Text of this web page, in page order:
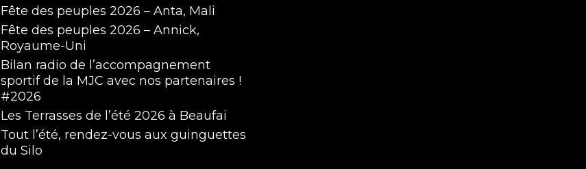
Fête des peuples 2026 – Anta, Mali
Fête des peuples 2026 – Annick,
Royaume-Uni
Bilan radio de l’accompagnement
sportif de la MJC avec nos partenaires !
#2026
Les Terrasses de l’été 2026 à Beaufai
Tout l’été, rendez-vous aux guinguettes
du Silo